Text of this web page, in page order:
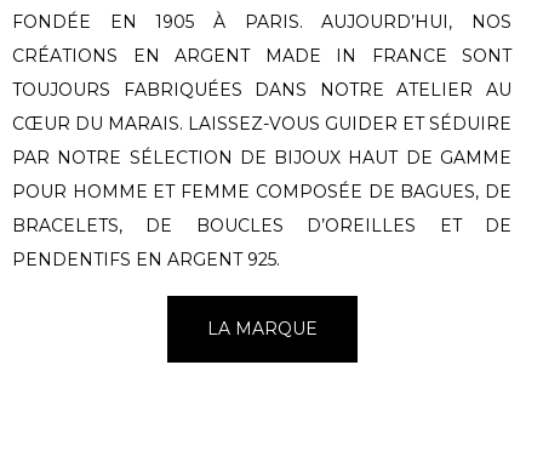
FONDÉE EN 1905 À PARIS. AUJOURD’HUI, NOS
CRÉATIONS EN ARGENT MADE IN FRANCE SONT
TOUJOURS FABRIQUÉES DANS NOTRE ATELIER AU
CŒUR DU MARAIS. LAISSEZ-VOUS GUIDER ET SÉDUIRE
PAR NOTRE SÉLECTION DE BIJOUX HAUT DE GAMME
POUR HOMME ET FEMME COMPOSÉE DE BAGUES, DE
BRACELETS, DE BOUCLES D’OREILLES ET DE
PENDENTIFS EN ARGENT 925.
LA MARQUE